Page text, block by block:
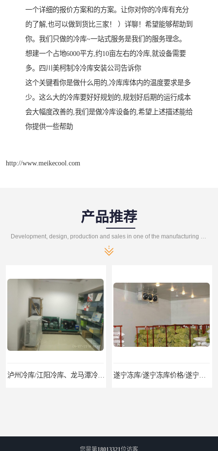
一个详细的报价方案和的方案。让你对你的冷库有充分
的了解,也可以做到货比三家！ ）详聊！希望能够帮助到
你。我们只做的冷库~一站式服务是我们的服务理念。
想建一个占地6000平方,约10亩左右的冷库,就设备需要
多。四川美柯制冷冷库安装公司告诉你
这个关键看你是做什么用的,冷库库体内的温度要求是多
少。这么大的冷库要好好规划的,规划好后期的运行成本
会大幅度改善的,我们是做冷库设备的,希望上述描述能给
你提供一些帮助
http://www.meikecool.com
产品推荐
您是第18013321位访客